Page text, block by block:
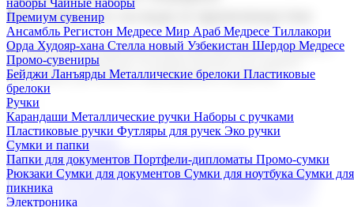
наборы Чайные наборы
Премиум сувенир
Ансамбль Регистон Медресе Мир Араб Медресе Тиллакори
Орда Худояр-хана Стелла новый Узбекистан Шердор Медресе
Промо-сувениры
Бейджи Ланъярды Металлические брелоки Пластиковые
брелоки
Ручки
Карандаши Металлические ручки Наборы с ручками
Пластиковые ручки Футляры для ручек Эко ручки
Сумки и папки
Папки для документов Портфели-дипломаты Промо-сумки
Рюкзаки Сумки для документов Сумки для ноутбука Сумки для
пикника
Электроника
Поставка со склада и производство
Мы предлагаем широкий выбор корпоративных подарков и
сувениров с логотипом. В нашем каталоге вы найдете
продукцию для бизнеса, мероприятия и клиентов.
Подарочные наборы
Бизнес наборыКофейные наборы Кошельки
Наборы из кожиНаборы ручекНаборы с аккумуляторами
Наборы с бутылками для воды
Наборы с ежедневниками
Наборы с кружками